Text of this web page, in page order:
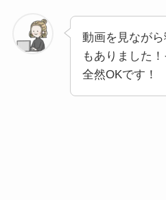
動画を見なが
もありました
全然OKです！